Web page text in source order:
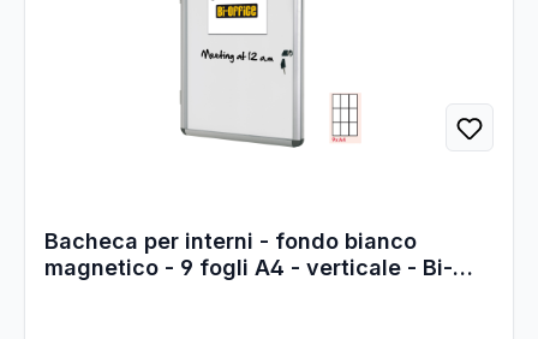
Bacheca per interni - fondo bianco
magnetico - 9 fogli A4 - verticale - Bi-